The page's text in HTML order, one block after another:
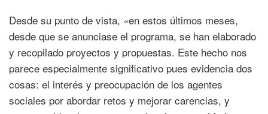
Desde su punto de vista, «en estos últimos meses,
desde que se anunciase el programa, se han elaborado
y recopilado proyectos y propuestas. Este hecho nos
parece especialmente significativo pues evidencia dos
cosas: el interés y preocupación de los agentes
sociales por abordar retos y mejorar carencias, y